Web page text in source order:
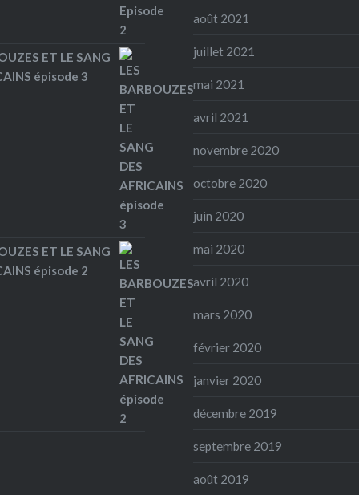
août 2021
juillet 2021
mai 2021
avril 2021
novembre 2020
octobre 2020
juin 2020
mai 2020
avril 2020
mars 2020
février 2020
janvier 2020
décembre 2019
septembre 2019
août 2019
ET LE SANG
épisode 3
ET LE SANG
épisode 2